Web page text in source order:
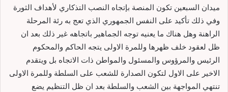
ميدان السبعين تكون المنصة بإتجاه النصب التذكاري لأهداف الثورة
وفي ذلك تأكيد على النفس الجمهوري الذي تعج به رئة المرحلة
الراهنة وهل هناك ما يعنيه توجه الجماهير باتجاهه غير ذلك بعد ان
ظل لعقود خلف ظهرها وللمرة الاولى يتجه الحاكم والمحكوم
الرئيس والمرؤوس والمسئول والمواطن ذات الاتجاه بل ويتقدم
الاخير على الاول لتكون الصدارة للشعب على السلطة وللمرة الاولى
تنتهي المواجهة بين الشعب والسلطة بعد ان ظل التنظيم يضع